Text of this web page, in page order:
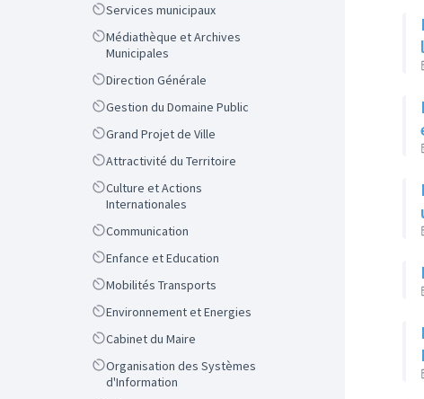
ScopeServices municipaux
Scope
Médiathèque et Archives
Municipales
ScopeDirection Générale
ScopeGestion du Domaine Public
ScopeGrand Projet de Ville
ScopeAttractivité du Territoire
Scope
Culture et Actions
Internationales
ScopeCommunication
ScopeEnfance et Education
ScopeMobilités Transports
ScopeEnvironnement et Energies
ScopeCabinet du Maire
Scope
Organisation des Systèmes
d'Information